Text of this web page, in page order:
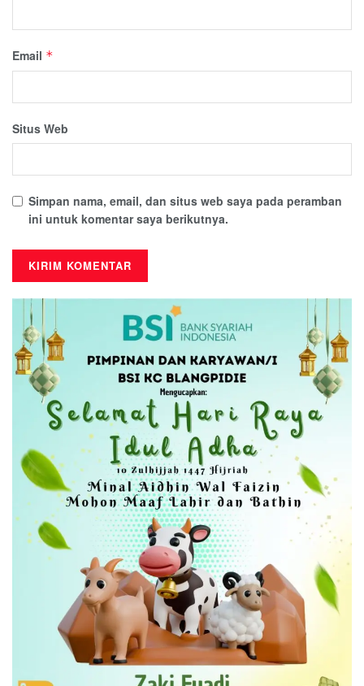
Email *
Situs Web
Simpan nama, email, dan situs web saya pada peramban
ini untuk komentar saya berikutnya.